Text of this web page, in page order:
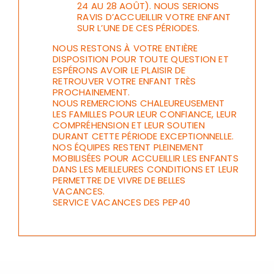
24 AU 28 AOÛT). NOUS SERIONS
RAVIS D’ACCUEILLIR VOTRE ENFANT
SUR L’UNE DE CES PÉRIODES.
NOUS RESTONS À VOTRE ENTIÈRE
DISPOSITION POUR TOUTE QUESTION ET
ESPÉRONS AVOIR LE PLAISIR DE
RETROUVER VOTRE ENFANT TRÈS
PROCHAINEMENT.
NOUS REMERCIONS CHALEUREUSEMENT
LES FAMILLES POUR LEUR CONFIANCE, LEUR
COMPRÉHENSION ET LEUR SOUTIEN
DURANT CETTE PÉRIODE EXCEPTIONNELLE.
NOS ÉQUIPES RESTENT PLEINEMENT
MOBILISÉES POUR ACCUEILLIR LES ENFANTS
DANS LES MEILLEURES CONDITIONS ET LEUR
PERMETTRE DE VIVRE DE BELLES
VACANCES.
SERVICE VACANCES DES PEP40